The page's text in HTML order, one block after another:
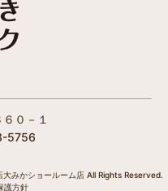
０－１
5756
みかショールーム店 All Rights Reserved.
護方針